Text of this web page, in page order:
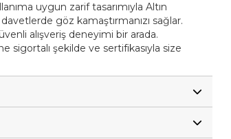
uygun zarif tasarımıyla Altın
göz kamaştırmanızı sağlar.
alışveriş deneyimi bir arada.
sigortalı şekilde ve sertifikasıyla size